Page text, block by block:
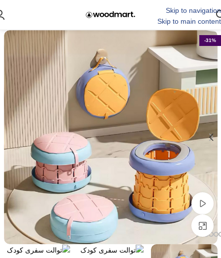
Skip to navigation
Skip to main content
-31%
مشاهده ویدئو
بزرگتر ببینید